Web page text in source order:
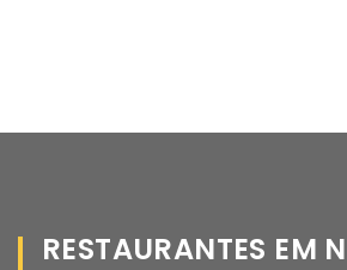
RESTAURANTES EM